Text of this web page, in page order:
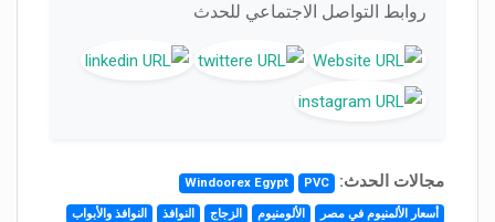
روابط التواصل الاجتماعي للحدث
مجالات الحدث: PVC
Windoorex Egypt
أسعار الألمنيوم في مصر الألومنيوم الزجاج النوافذ النوافذ والأبواب